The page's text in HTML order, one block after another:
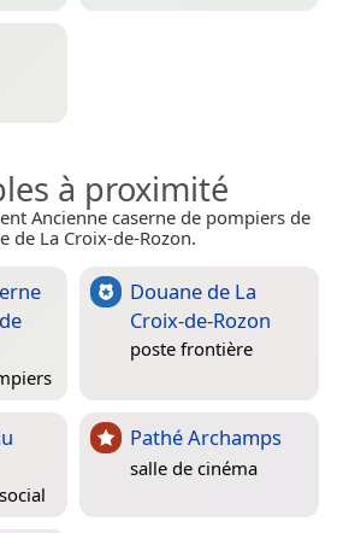
à proximité
Ancienne caserne de pompiers de
de La Croix-de-Rozon.
Douane de La
Croix-de-Rozon
poste frontière
Pathé Archamps
salle de cinéma